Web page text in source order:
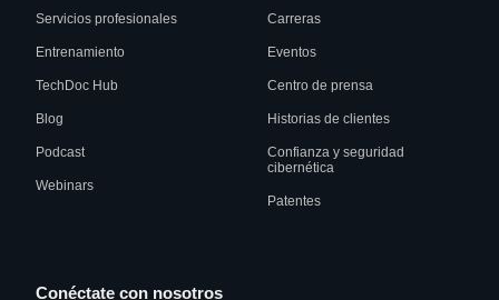
Servicios profesionales
Entrenamiento
TechDoc Hub
Blog
Podcast
Webinars
Carreras
Eventos
Centro de prensa
Historias de clientes
Confianza y seguridad
cibernética
Patentes
Conéctate con nosotros